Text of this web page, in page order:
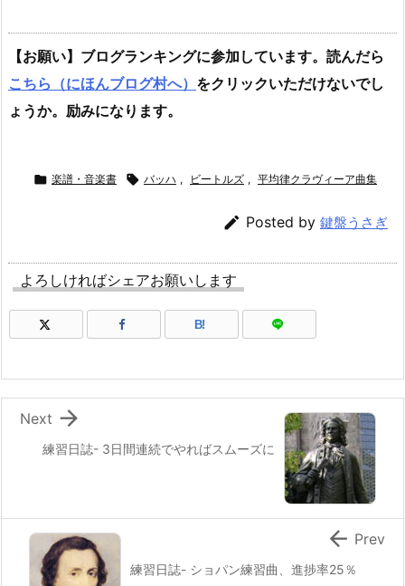
【お願い】ブログランキングに参加しています。読んだら
こちら（にほんブログ村へ） をクリックいただけないでし
ょうか。励みになります。
 楽譜・音楽書  バッハ , ビートルズ , 平均律クラヴィーア曲集
 Posted by 鍵盤うさぎ
よろしければシェアお願いします
B!
練習日誌- 3日間連続でやればスムーズに

Next
練習日誌- ショパン練習曲、進捗率25％
 Prev